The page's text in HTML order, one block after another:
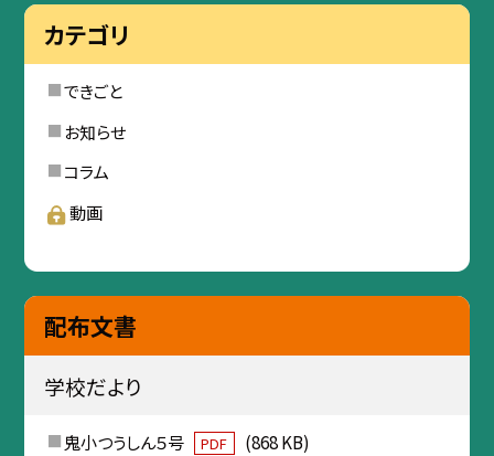
カテゴリ
できごと
お知らせ
コラム
動画
配布文書
学校だより
鬼小つうしん５号 PDF
(868 KB)